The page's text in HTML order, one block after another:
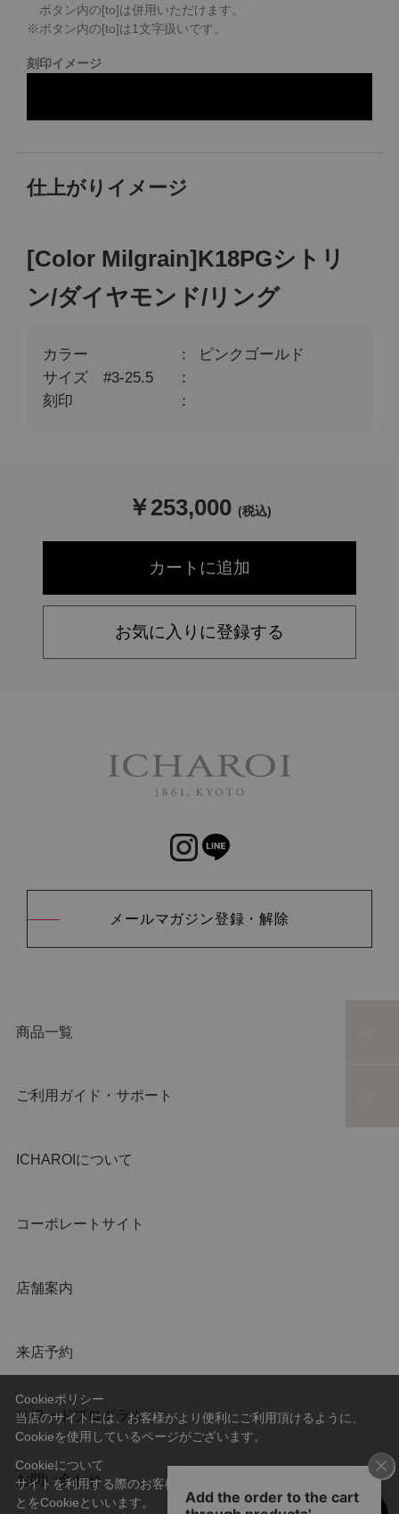
ボタン内の[to]は併用いただけます。
※ボタン内の[to]は1文字扱いです。
刻印イメージ
仕上がりイメージ
[Color Milgrain]K18PGシトリ
ン/ダイヤモンド/リング
カラー
ピンクゴールド
サイズ #3-25.5
刻印
￥253,000 (税込)
お気に入りに登録する
メールマガジン登録・解除
商品一覧
ご利用ガイド・サポート
ICHAROIについて
コーポレートサイト
店舗案内
来店予約
リワードプログラム
お問い合わせ
Cookieポリシー
当店のサイトには、お客様がより便利にご利用頂けるように、
Cookieを使用しているページがございます。
Cookieについて
サイトを利用する際のお客様情報をPC上で記録管理する技術のこ
とをCookieといいます。